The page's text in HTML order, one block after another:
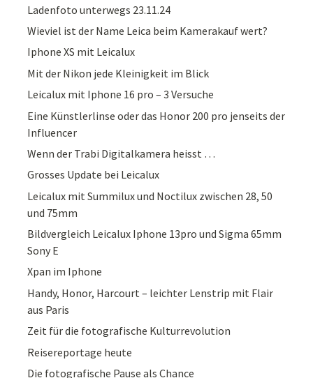
Ladenfoto unterwegs 23.11.24
Wieviel ist der Name Leica beim Kamerakauf wert?
Iphone XS mit Leicalux
Mit der Nikon jede Kleinigkeit im Blick
Leicalux mit Iphone 16 pro – 3 Versuche
Eine Künstlerlinse oder das Honor 200 pro jenseits der
Influencer
Wenn der Trabi Digitalkamera heisst …
Grosses Update bei Leicalux
Leicalux mit Summilux und Noctilux zwischen 28, 50
und 75mm
Bildvergleich Leicalux Iphone 13pro und Sigma 65mm
Sony E
Xpan im Iphone
Handy, Honor, Harcourt – leichter Lenstrip mit Flair
aus Paris
Zeit für die fotografische Kulturrevolution
Reisereportage heute
Die fotografische Pause als Chance